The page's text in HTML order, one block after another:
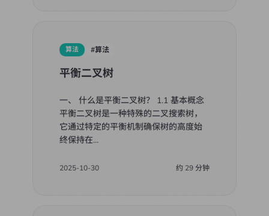
算法 #算法
平衡二叉树
一、 什么是平衡二叉树？ 1.1 基本概念
平衡二叉树是一种特殊的二叉搜索树，
它通过特定的平衡机制确保树的高度始
终保持在...
2025-10-30 约 29分钟